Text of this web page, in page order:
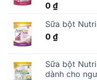
0 ₫
Sữa bột
0 ₫
Sữa bột
dành cho